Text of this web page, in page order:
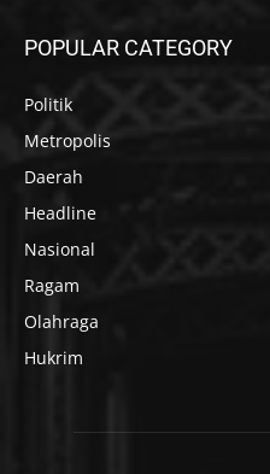
POPULAR CATEGORY
Politik
Metropolis
Daerah
Headline
Nasional
Ragam
Olahraga
Hukrim